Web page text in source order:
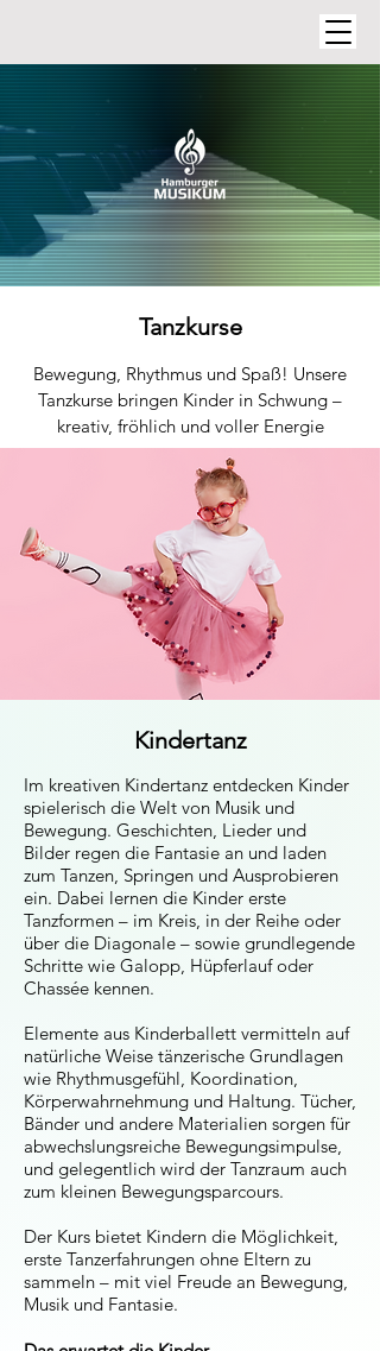
Tanzkurse
Bewegung, Rhythmus und Spaß! Unsere
Tanzkurse bringen Kinder in Schwung –
kreativ, fröhlich und voller Energie
Kindertanz
Im kreativen Kindertanz entdecken Kinder
spielerisch die Welt von Musik und
Bewegung. Geschichten, Lieder und
Bilder regen die Fantasie an und laden
zum Tanzen, Springen und Ausprobieren
ein. Dabei lernen die Kinder erste
Tanzformen – im Kreis, in der Reihe oder
über die Diagonale – sowie grundlegende
Schritte wie Galopp, Hüpferlauf oder
Chassée kennen.
Elemente aus Kinderballett vermitteln auf
natürliche Weise tänzerische Grundlagen
wie Rhythmusgefühl, Koordination,
Körperwahrnehmung und Haltung. Tücher,
Bänder und andere Materialien sorgen für
abwechslungsreiche Bewegungsimpulse,
und gelegentlich wird der Tanzraum auch
zum kleinen Bewegungsparcours.
Der Kurs bietet Kindern die Möglichkeit,
erste Tanzerfahrungen ohne Eltern zu
sammeln – mit viel Freude an Bewegung,
Musik und Fantasie.